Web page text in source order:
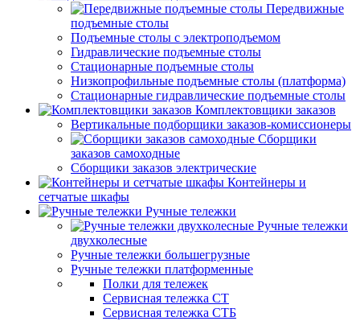
Передвижные
подъемные столы
Подъемные столы с электроподъемом
Гидравлические подъемные столы
Стационарные подъемные столы
Низкопрофильные подъемные столы (платформа)
Стационарные гидравлические подъемные столы
Комплектовщики заказов
Вертикальные подборщики заказов-комиссионеры
Сборщики
заказов самоходные
Сборщики заказов электрические
Контейнеры и
сетчатые шкафы
Ручные тележки
Ручные тележки
двухколесные
Ручные тележки большегрузные
Ручные тележки платформенные
Полки для тележек
Сервисная тележка СТ
Сервисная тележка СТБ